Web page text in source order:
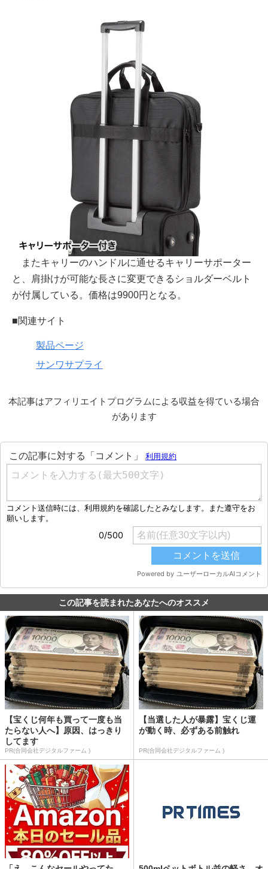
またキャリーのハンドルに通せるキャリーサポーター
と、肩掛けが可能な長さに変更できるショルダーベルト
が付属している。価格は9900円となる。
■関連サイト
製品ページ
サンワサプライ
本記事はアフィリエイトプログラムによる収益を得ている場合
があります
この記事を読まれたあなたへのオススメ
【宝くじ何年も買って一度も当
たらない人へ】原因、はっきり
してます
PR(合同会社デジタルファーム )
【当選した人が暴露】宝くじ運
が動く時、必ずある前触れ
PR(合同会社デジタルファーム )